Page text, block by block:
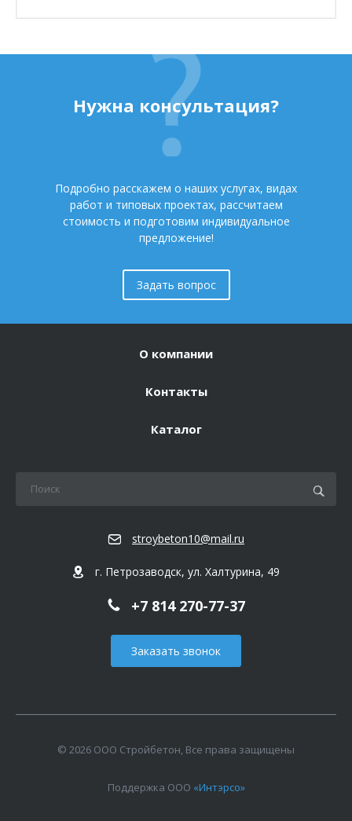
Нужна консультация?
Подробно расскажем о наших услугах, видах
работ и типовых проектах, рассчитаем
стоимость и подготовим индивидуальное
предложение!
Задать вопрос
О компании
Контакты
Каталог
stroybeton10@mail.ru
г. Петрозаводск, ул. Халтурина, 49
+7 814 270-77-37
Заказать звонок
© 2026 ООО Стройбетон, Все права защищены
Поддержка ООО «Интэрсо»